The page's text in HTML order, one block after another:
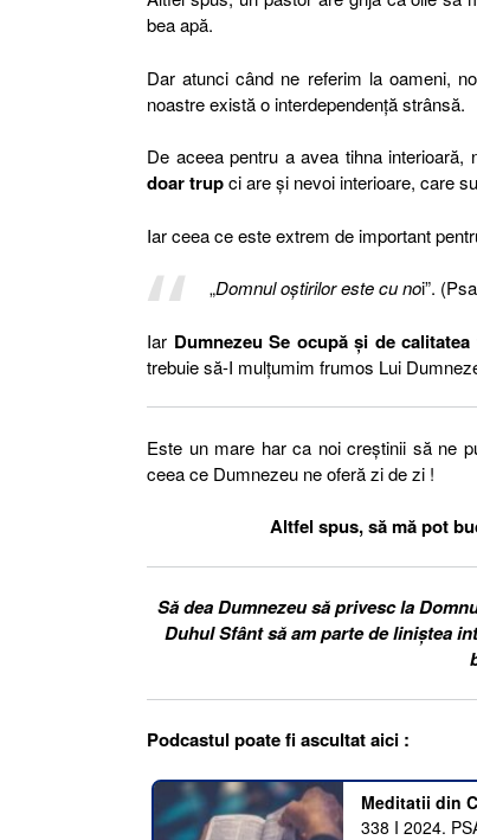
bea apă.
Dar atunci când ne referim la oameni,
noastre există o interdependență strânsă.
De aceea pentru a avea tihna
doar trupci are și nevoi interioare, care
Iar ceea ce este extrem de important
„Domnul oştirilor este cu noi”.
Iar Dumnezeu Se ocupă și de
trebuie să-I mulțumim frumos Lui
Este un mare har ca noi creștinii să ne
ceea ce Dumnezeu ne oferă zi de zi !
Altfel spus, să mă pot
Să dea Dumnezeu să privesc la
Duhul Sfânt să am parte de liniștea
Podcastul poate fi ascultat aici :